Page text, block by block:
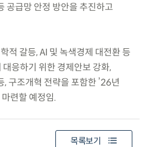
공급망 안정 방안을 추진하고
적 갈등, AI 및 녹색경제 대전환 등
응하기 위한 경제안보 강화,
구조개혁 전략을 포함한 ’26년
련할 예정임.
목록보기